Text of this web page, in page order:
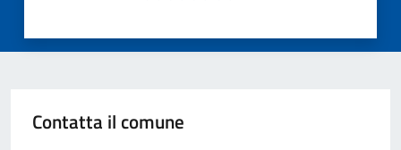
Contatta il comune